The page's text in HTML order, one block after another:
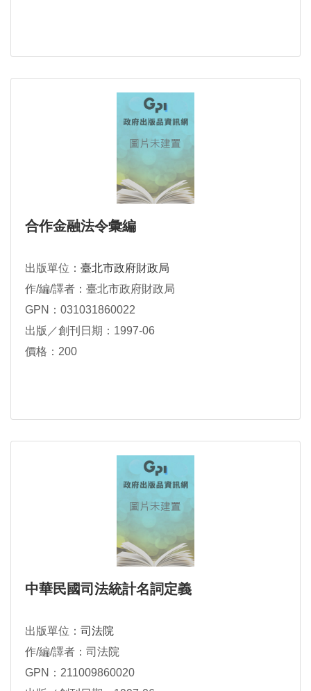
合作金融法令彙編
出版單位： 臺北市政府財政局
作/編/譯者：臺北市政府財政局
GPN：031031860022
出版／創刊日期：1997-06
價格：200
中華民國司法統計名詞定義
出版單位： 司法院
作/編/譯者：司法院
GPN：211009860020